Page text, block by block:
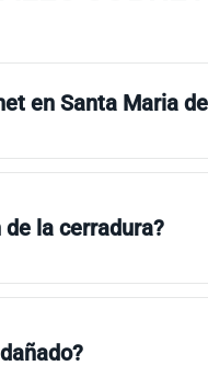
en Santa Maria
la cerradura?